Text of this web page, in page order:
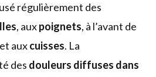
régulièrement des
, auxpoignets, à l’avant de
et auxcuisses. La
des douleurs diffuses dans